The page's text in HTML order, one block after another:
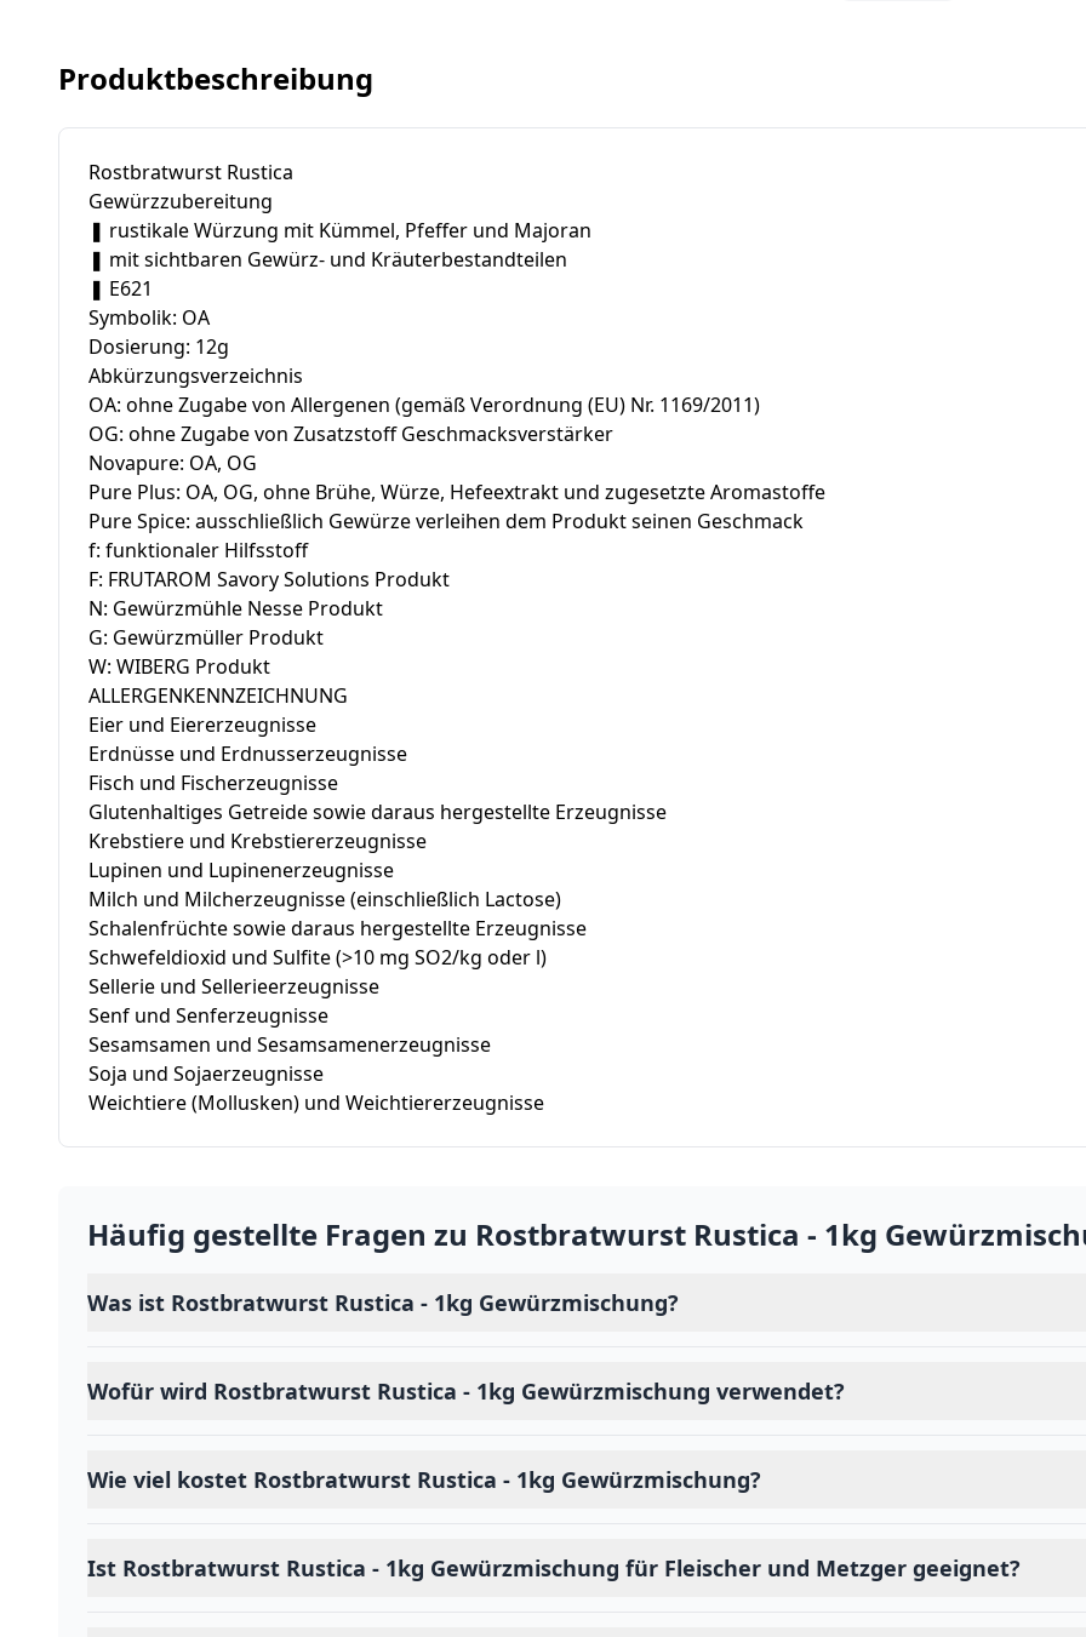
Produktbeschreibung
Rostbratwurst Rustica
Gewürzzubereitung
❚ rustikale Würzung mit Kümmel, Pfeffer und Majoran
❚ mit sichtbaren Gewürz- und Kräuterbestandteilen
❚ E621
Symbolik: OA
Dosierung: 12g
Abkürzungsverzeichnis
OA: ohne Zugabe von Allergenen (gemäß Verordnung (EU) Nr. 1169/2011)
OG: ohne Zugabe von Zusatzstoff Geschmacksverstärker
Novapure: OA, OG
Pure Plus: OA, OG, ohne Brühe, Würze, Hefeextrakt und zugesetzte Aromastoffe
Pure Spice: ausschließlich Gewürze verleihen dem Produkt seinen Geschmack
f: funktionaler Hilfsstoff
F: FRUTAROM Savory Solutions Produkt
N: Gewürzmühle Nesse Produkt
G: Gewürzmüller Produkt
W: WIBERG Produkt
ALLERGENKENNZEICHNUNG
Eier und Eiererzeugnisse
Erdnüsse und Erdnusserzeugnisse
Fisch und Fischerzeugnisse
Glutenhaltiges Getreide sowie daraus hergestellte Erzeugnisse
Krebstiere und Krebstiererzeugnisse
Lupinen und Lupinenerzeugnisse
Milch und Milcherzeugnisse (einschließlich Lactose)
Schalenfrüchte sowie daraus hergestellte Erzeugnisse
Schwefeldioxid und Sulfite (>10 mg SO2/kg oder l)
Sellerie und Sellerieerzeugnisse
Senf und Senferzeugnisse
Sesamsamen und Sesamsamenerzeugnisse
Soja und Sojaerzeugnisse
Weichtiere (Mollusken) und Weichtiererzeugnisse
Häufig gestellte Fragen zu Rostbratwurst Rustica - 1kg
Was ist Rostbratwurst Rustica - 1kg Gewürzmischung?
Wofür wird Rostbratwurst Rustica - 1kg Gewürzmischung verwendet?
Wie viel kostet Rostbratwurst Rustica - 1kg Gewürzmischung?
Ist Rostbratwurst Rustica - 1kg Gewürzmischung für Fleischer und Metzger geeignet?